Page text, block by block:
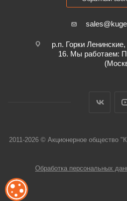
р.п. Горки
16. Мы работаем:
2011-2026 © Акционерное общество
Обработка персональных
ОБРАБОТКА ФАЙЛОВ